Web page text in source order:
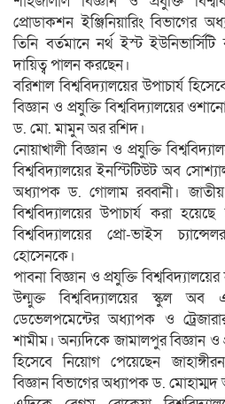
প্রোডাকশন ইঞ্জিনিয়ারিং বিভাগের
তিনি বর্তমানে নর্থ ইস্ট ইউনিভার্সিটি
দায়িত্ব পালন করছেন।
বরিশাল বিশ্ববিদ্যালয়ের উপাচার্য
বিজ্ঞান ও প্রযুক্তি বিশ্ববিদ্যালয়ের
ড. মো. মামুন অর রশিদ।
নোয়াখালী বিজ্ঞান ও প্রযুক্তি
বিশ্ববিদ্যালয়ের ইনস্টিটিউট অব
অধ্যাপক ড. গোলাম রব্বানী।
বিশ্ববিদ্যালয়ের উপাচার্য করা
বিশ্ববিদ্যালয়ের প্রো-ভাইস
হোসেনকে।
পাবনা বিজ্ঞান ও প্রযুক্তি
উন্মুক্ত বিশ্ববিদ্যালয়ের স্কুল অব
ডেভেলপমেন্টের অধ্যাপক ও
শামীম। অন্যদিকে জামালপুর বিজ্ঞান ও
হিসেবে নিয়োগ পেয়েছেন
বিজ্ঞান বিভাগের অধ্যাপক ড.